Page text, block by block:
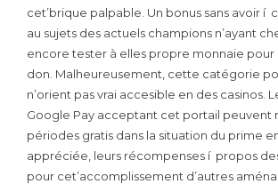
cet’brique palpable. Un bonus sans avoir í
au sujets des actuels champions n’ayant
encore tester à elles propre monnaie
don. Malheureusement, cette catégorie
n’orient pas vrai accesible en des casinos.
Google Pay acceptant cet portail peuvent
périodes gratis dans la situation du prime
appréciée, leurs récompenses í propos
pour cet’accomplissement d’autres